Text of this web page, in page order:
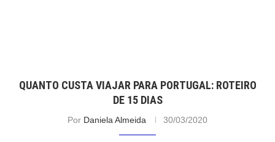
QUANTO CUSTA VIAJAR PARA PORTUGAL: ROTEIRO
DE 15 DIAS
Por Daniela Almeida 30/03/2020